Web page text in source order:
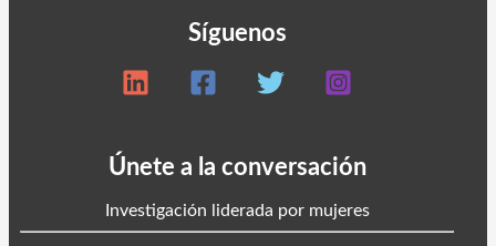
Síguenos
Únete a la conversación
Investigación liderada por mujeres